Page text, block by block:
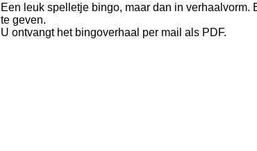
Een leuk spelletje bingo, maar dan in
te geven.
U ontvangt het bingoverhaal per mail als PDF.